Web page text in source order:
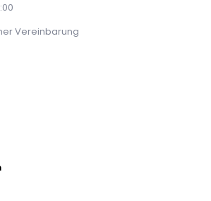
Vereinbarung